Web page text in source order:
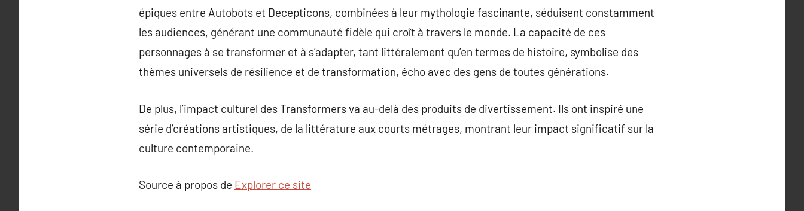
épiques entre Autobots et Decepticons, combinées à leur mythologie fascinante, séduisent constamment
les audiences, générant une communauté fidèle qui croît à travers le monde. La capacité de ces
personnages à se transformer et à s’adapter, tant littéralement qu’en termes de histoire, symbolise des
thèmes universels de résilience et de transformation, écho avec des gens de toutes générations.
De plus, l’impact culturel des Transformers va au-delà des produits de divertissement. Ils ont inspiré une
série d’créations artistiques, de la littérature aux courts métrages, montrant leur impact significatif sur la
culture contemporaine.
Source à propos de Explorer ce site